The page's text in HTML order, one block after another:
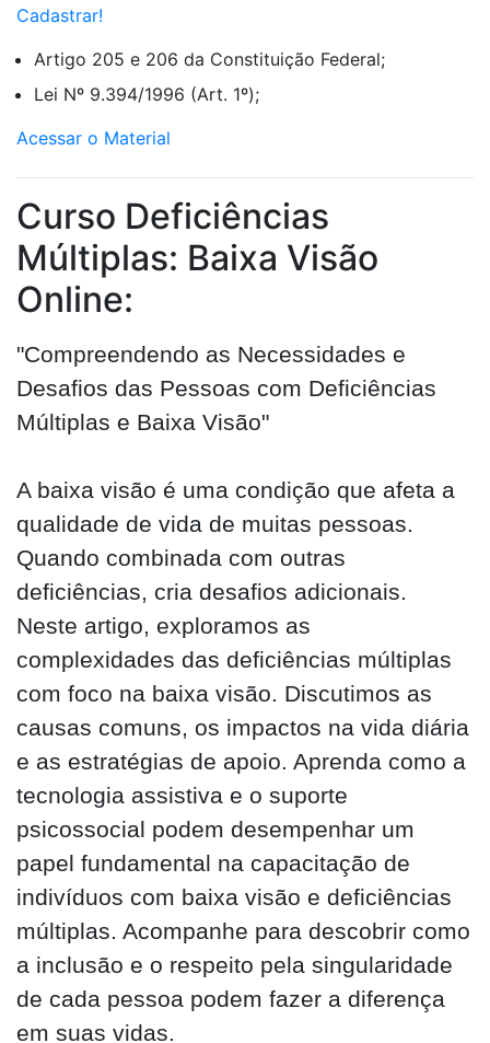
Cadastrar!
Artigo 205 e 206 da Constituição Federal;
Lei Nº 9.394/1996 (Art. 1º);
Acessar o Material
Curso Deficiências
Múltiplas: Baixa Visão
Online:
"Compreendendo as Necessidades e
Desafios das Pessoas com Deficiências
Múltiplas e Baixa Visão"
A baixa visão é uma condição que afeta a
qualidade de vida de muitas pessoas.
Quando combinada com outras
deficiências, cria desafios adicionais.
Neste artigo, exploramos as
complexidades das deficiências múltiplas
com foco na baixa visão. Discutimos as
causas comuns, os impactos na vida diária
e as estratégias de apoio. Aprenda como a
tecnologia assistiva e o suporte
psicossocial podem desempenhar um
papel fundamental na capacitação de
indivíduos com baixa visão e deficiências
múltiplas. Acompanhe para descobrir como
a inclusão e o respeito pela singularidade
de cada pessoa podem fazer a diferença
em suas vidas.